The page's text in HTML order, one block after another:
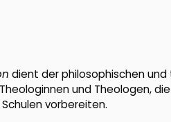
dient der philosophischen
und Theologen,
vorbereiten.